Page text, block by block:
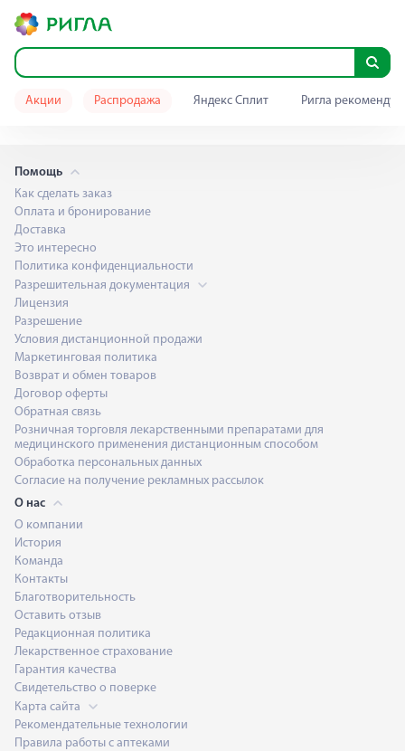
Акции Распродажа Яндекс Сплит Ригла
Помощь
Как сделать заказ
Оплата и бронирование
Доставка
Это интересно
Политика конфиденциальности
Разрешительная документация
Лицензия
Разрешение
Условия дистанционной продажи
Маркетинговая политика
Возврат и обмен товаров
Договор оферты
Обратная связь
Розничная торговля лекарственными препаратами для
медицинского применения дистанционным способом
Обработка персональных данных
Согласие на получение рекламных рассылок
О нас
О компании
История
Команда
Контакты
Благотворительность
Оставить отзыв
Редакционная политика
Лекарственное страхование
Гарантия качества
Свидетельство о поверке
Карта сайта
Рекомендательные технологии
Правила работы с аптеками